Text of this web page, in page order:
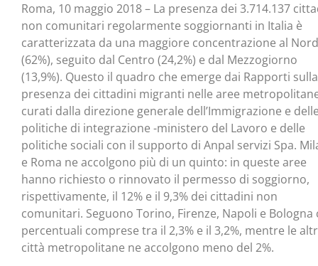
Roma, 10 maggio 2018 – La presenza dei 3.714.137
non comunitari regolarmente soggiornanti in Italia è
caratterizzata da una maggiore concentrazione al Nord
(62%), seguito dal Centro (24,2%) e dal Mezzogiorno
(13,9%). Questo il quadro che emerge dai Rapporti sulla
presenza dei cittadini migranti nelle aree
curati dalla direzione generale dell’Immigrazione e
politiche di integrazione -ministero del Lavoro e delle
politiche sociali con il supporto di Anpal servizi Spa.
e Roma ne accolgono più di un quinto: in queste aree
hanno richiesto o rinnovato il permesso di soggiorno,
rispettivamente, il 12% e il 9,3% dei cittadini non
comunitari. Seguono Torino, Firenze, Napoli e Bologna
percentuali comprese tra il 2,3% e il 3,2%, mentre le
città metropolitane ne accolgono meno del 2%.